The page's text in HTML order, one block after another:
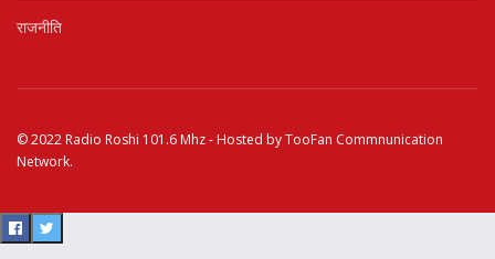
राजनीति
© 2022 Radio Roshi 101.6 Mhz- Hosted byTooFan Commnunication
Network.